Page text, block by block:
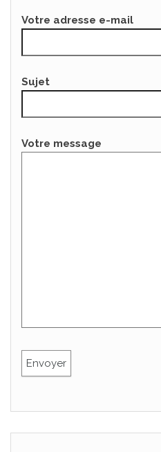
Votre adresse e-mail
Sujet
Votre message